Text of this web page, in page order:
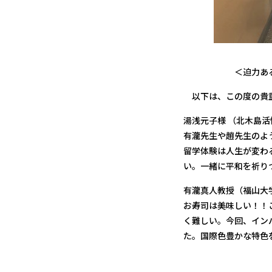
＜迫力あるマグロ
以下は、この度の貴
湯浅元子様 （北木島
有瀧先生や趙先生の
留学体験は人生が変
い。一緒に平和を祈り
有瀧真人教授（福山
お寿司は美味しい！
く難しい。今回、イ
た。国際色豊かな特